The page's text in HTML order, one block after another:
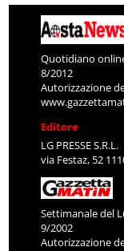
Quotidiano
8/2012
Autorizzazione
Editore
LG PRESSE S.R.L.
via Festaz, 52
Settimanale del
9/2002
Autorizzazione